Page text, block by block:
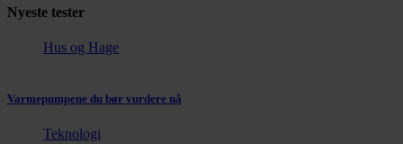
Nyeste tester
Hus og Hage
Varmepumpene du bør vurdere nå
Teknologi